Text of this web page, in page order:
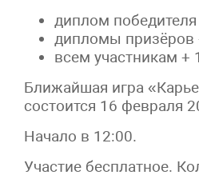
диплом
дипломы призёров
всем участникам +
Ближайшая игра
состоится 16 февраля
Начало в 12:00.
Участие бесплатное.